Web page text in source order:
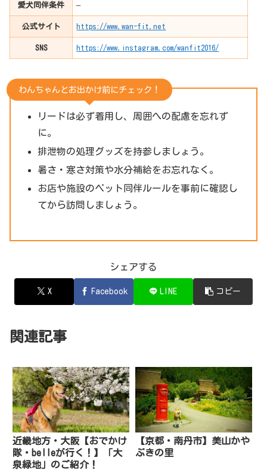
愛犬同伴条件 –
公式サイト https://www.wan-fit.net
SNS https://www.instagram.com/wanfit2016/
わんちゃんとお出かけ前にチェック！
リードは必ず着用し、周囲への配慮を忘れず
に。
排泄物の処理グッズを持参しましょう。
暑さ・寒さ対策や水分補給をお忘れなく。
お店や施設のペット同伴ルールを事前に確認し
てから訪問しましょう。
シェアする
X Facebook LINE コピー
関連記事
近畿地方・大阪【おでかけ
隊・belleが行く！】「大
泉緑地」のご紹介！
【京都・南丹市】美山かや
ぶきの里